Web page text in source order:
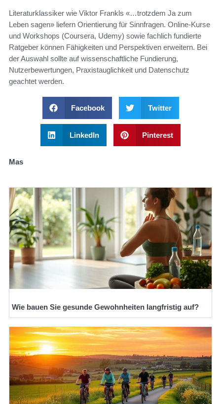
Literaturklassiker wie Viktor Frankls «…trotzdem Ja zum
Leben sagen» liefern Orientierung für Sinnfragen. Online-Kurse
und Workshops (Coursera, Udemy) sowie fachlich fundierte
Ratgeber können Fähigkeiten und Perspektiven erweitern. Bei
der Auswahl sollte auf wissenschaftliche Fundierung,
Nutzerbewertungen, Praxistauglichkeit und Datenschutz
geachtet werden.
Facebook Twitter
LinkedIn Pinterest
Mas
Wie bauen Sie gesunde Gewohnheiten langfristig auf?